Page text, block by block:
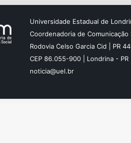
Universidade Estadual de
Coordenadoria de Comunicação
Rodovia Celso Garcia Cid | PR
CEP 86.055-900 | Londrina - PR
noticia@uel.br